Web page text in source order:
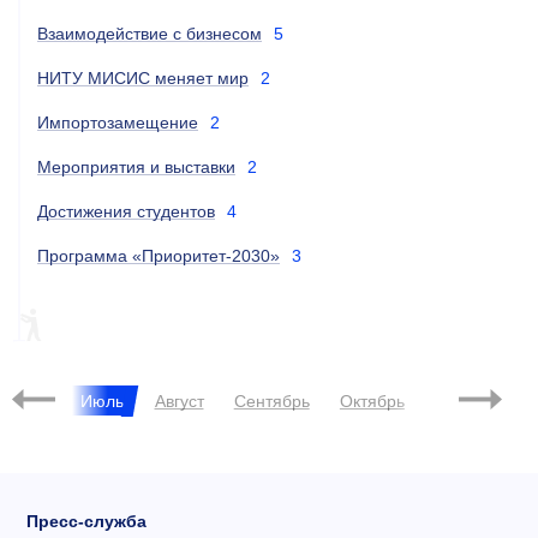
Взаимодействие с бизнесом 5
НИТУ МИСИС меняет мир 2
Импортозамещение 2
Мероприятия и выставки 2
Достижения студентов 4
Программа «Приоритет-2030» 3
Июнь Июль Август Сентябрь Октябрь Ноябрь
Пресс-служба